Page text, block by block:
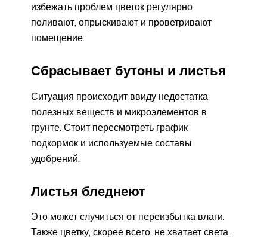
избежать проблем цветок регулярно
поливают, опрыскивают и проветривают
помещение.
Сбрасывает бутоны и листья
Ситуация происходит ввиду недостатка
полезных веществ и микроэлементов в
грунте. Стоит пересмотреть график
подкормок и используемые составы
удобрений.
Листья бледнеют
Это может случиться от переизбытка влаги.
Также цветку, скорее всего, не хватает света.